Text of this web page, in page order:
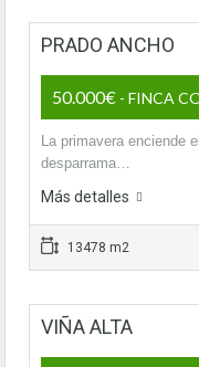
PRADO ANCHO
50.000€ - FINCA
La primavera enciende
desparrama…
Más detalles
13478 m2
VIÑA ALTA